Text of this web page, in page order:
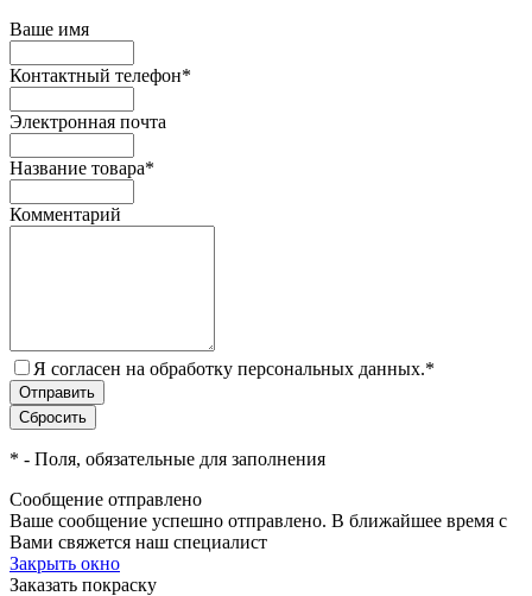
Ваше имя
Контактный телефон*
Электронная почта
Название товара*
Комментарий
Я согласен на обработку персональных данных.*
* - Поля, обязательные для заполнения
Сообщение отправлено
Ваше сообщение успешно отправлено. В ближайшее время с
Вами свяжется наш специалист
Закрыть окно
Заказать покраску